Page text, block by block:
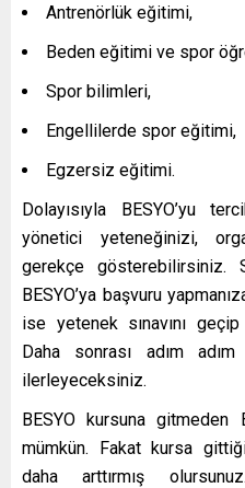
Antrenörlük eğitimi,
Beden eğitimi ve spor
Spor bilimleri,
Engellilerde spor eğitimi,
Egzersiz eğitimi.
Dolayısıyla BESYO’yu
yönetici yeteneğinizi,
gerekçe gösterebilirsiniz.
BESYO’ya başvuru
ise yetenek sınavını
Daha sonrası adım
ilerleyeceksiniz.
BESYO kursuna gitmeden
mümkün. Fakat kursa
daha arttırmış